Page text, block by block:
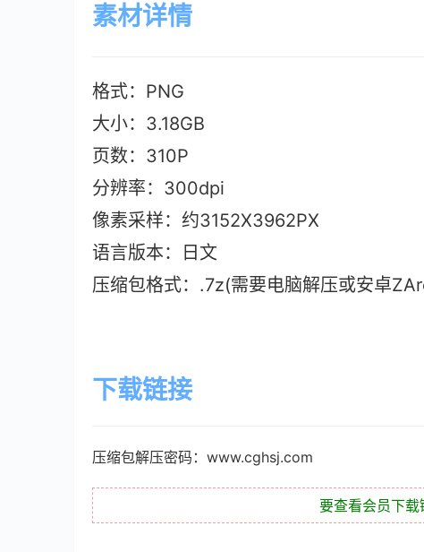
素材详情
格式：PNG
大小：3.18GB
页数：310P
分辨率：300dpi
像素采样：约3152X3962PX
语言版本：日文
压缩包格式：.7z(需要电脑解压或安卓
下载链接
压缩包解压密码：www.cghsj.com
要查看会员下